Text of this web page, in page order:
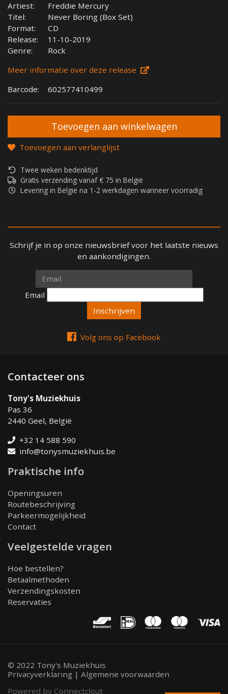
Artiest:
Freddie Mercury
Titel:
Never Boring (Box Set)
Format:
CD
Release:
11-10-2019
Genre:
Rock
Meer informatie over deze release
Barcode:
602577410499
Toevoegen aan verlanglijst
Twee weken bedenktijd
Gratis verzending vanaf € 75 in België
Levering in België na 1-2 werkdagen wanneer voorradig
Schrijf je in op onze nieuwsbrief voor het laatste nieuws
en aankondigingen.
Email
Email
Volg ons op Facebook
Contacteer ons
Tony's Muziekhuis
Pas 36
2440 Geel, België
+32 14 588 590
info@tonysmuziekhuis.be
Praktische info
Openingsuren
Routebeschrijving
Parkeermogelijkheid
Contact
Veelgestelde vragen
Hoe bestellen?
Betaalmethoden
Verzendingskosten
Reservaties
© 2022 Tony's Muziekhuis
Privacyverklaring | Algemene voorwaarden
Powered by Connectclout